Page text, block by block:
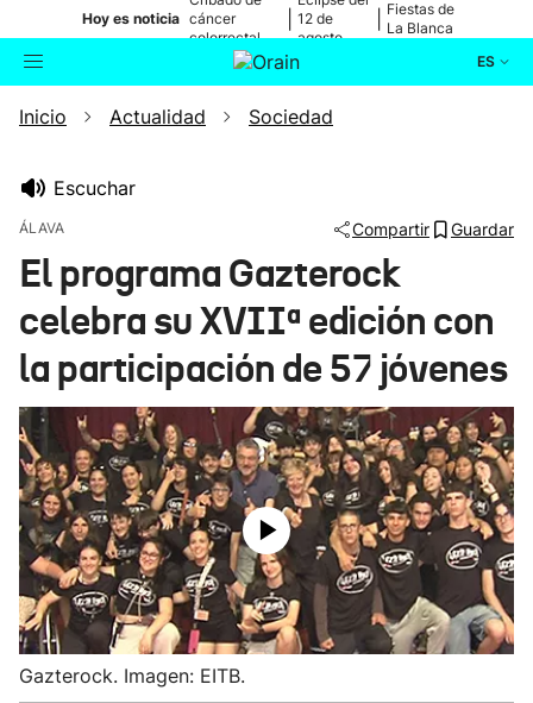
Hoy es noticia cáncer
colorrectal
12 de
agosto
Fiestas de
La Blanca
ES
Buscador Actualidad
Ikusmiran
Eguraldia
Inicio Actualidad Sociedad
Escuchar
ÁLAVA Compartir Guardar
El programa Gazterock
celebra su XVIIª edición con
la participación de 57 jóvenes
Gazterock. Imagen: EITB.